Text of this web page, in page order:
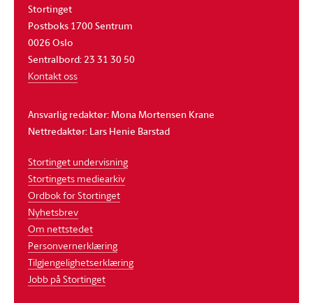
Stortinget
Postboks 1700 Sentrum
0026 Oslo
Sentralbord: 23 31 30 50
Kontakt oss
Ansvarlig redaktør: Mona Mortensen Krane
Nettredaktør: Lars Henie Barstad
Stortinget undervisning
Stortingets mediearkiv
Ordbok for Stortinget
Nyhetsbrev
Om nettstedet
Personvernerklæring
Tilgjengelighetserklæring
Jobb på Stortinget